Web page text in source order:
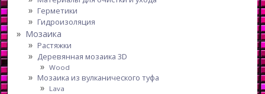
Герметики
Гидроизоляция
Мозаика
Растяжки
Деревянная мозаика 3D
Wood
Мозаика из вулканического туфа
Lava